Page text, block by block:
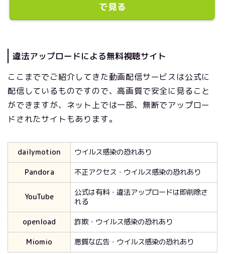
で見る
違法アップロードによる無料視聴サイト
ここまででご紹介してきた動画配信サービスは公式に
配信しているものですので、高画質で安全に見ること
ができますが、ネット上では一部、無断でアップロー
ドされたサイトもあります。
dailymotion
ウイルス感染の恐れあり
Pandora
不正アクセス・ウイルス感染の恐れあり
YouTube
公式は有料・違法アップロードは即削除さ
れる
openload
詐欺・ウイルス感染の恐れあり
Miomio
悪質な広告・ウイルス感染の恐れあり